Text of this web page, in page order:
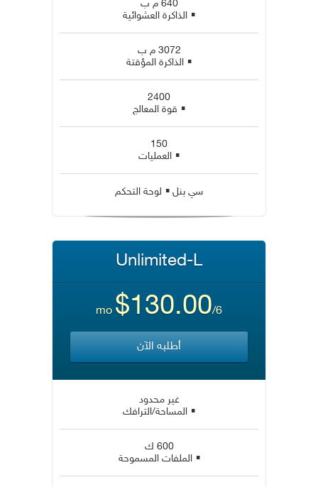
640 م ب
▪ الذاكرة العشوائية
3072 م ب
▪ الذاكرة المؤقتة
2400
▪ قوة المعالج
150
▪ العمليات
سي بنل ▪ لوحة التحكم
Unlimited-L
$130.00/6 mo
أطلبه الآن
غير محدود
▪ المساحة/الترافك
600 ك
▪الملفات المسموحة